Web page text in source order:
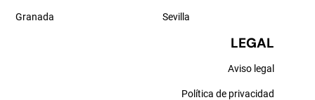
Granada Sevilla
LEGAL
Aviso legal
Política de privacidad